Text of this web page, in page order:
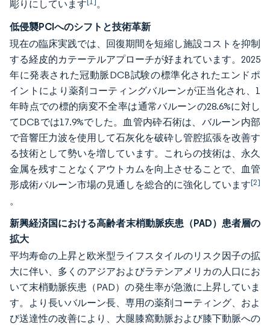
彫りにしています
。
低侵襲PCIへのシフトと技術革新
現在の臨床実践では、回復期間を短縮し施設コストを抑制
する経皮的カテーテルアプローチが好まれています。2025
年に発表された冠動脈DCB試験の標準化されたエンドポ
イントにより薬剤コーティングバルーンが正当化され、1
年時点での標的病変不全率は通常バルーンの28.6%に対し
てDCBでは17.9%でした。血管内砕石術は、バルーン内部
で音響圧力波を使用して石灰化を破砕し管腔拡張を改善す
る技術として勢いを増しています。これらの技術は、永久
金属を残すことなくアウトカムを向上させることで、血管
形成術バルーン市場の見通しを総合的に強化しています[2]
。
新興経済国における高齢者末梢動脈疾患（PAD）患者層の
拡大
平均寿命の上昇と欧米型ライフスタイルのリスク因子の拡
大に伴い、多くのアジアおよびラテンアメリカの人口にお
いて末梢動脈疾患（PAD）の発生率が急激に上昇していま
す。より長いバルーン長、専用の薬剤コーティング、およ
び送達性の改善により、大腿膝窩動脈および膝下動脈への